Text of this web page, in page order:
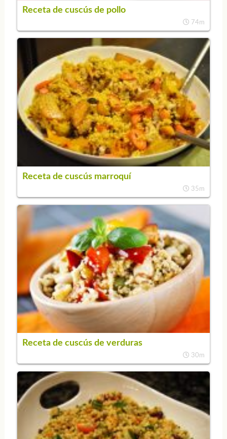
Receta de cuscús de pollo
74m
Receta de cuscús marroquí
35m
Receta de cuscús de verduras
30m